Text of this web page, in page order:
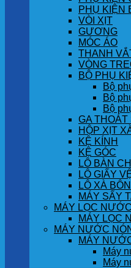
PHỤ KIỆN
VÒI XỊT
GƯƠNG
MÓC ÁO
THANH
VÒNG
BỘ PHỤ
Bộ
Bộ
Bộ
GA THOÁT
HỘP XỊT
KỆ KÍNH
KỆ GÓC
LÔ BÀN
LÔ GIẤY
LÔ XÀ
MÁY SẤY
MÁY LỌC NƯỚC
MÁY LỌC
MÁY NƯỚC
MÁY
Máy
Máy